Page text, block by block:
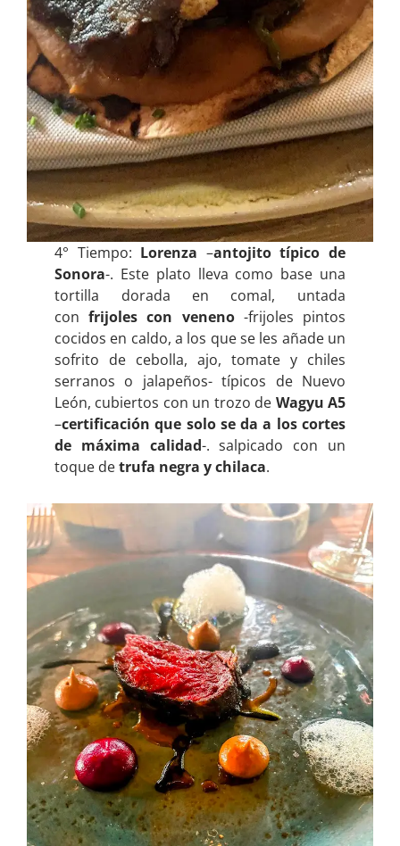
4° Tiempo: Lorenza –antojito típico de
Sonora-. Este plato lleva como base una
tortilla dorada en comal, untada
confrijoles con veneno-frijoles pintos
cocidos en caldo, a los que se les añade un
sofrito de cebolla, ajo, tomate y chiles
serranos o jalapeños- típicos de Nuevo
León, cubiertos con un trozo de Wagyu A5
–certificación que solo se da a los cortes
de máxima calidad-. salpicado con un
toque detrufa negra y chilaca.